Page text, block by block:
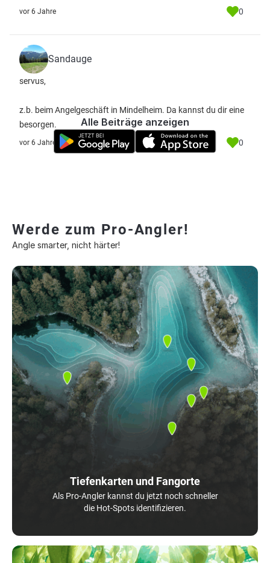
vor 6 Jahre 0
Sandauge
servus,
z.b. beim Angelgeschäft in Mindelheim. Da kannst du dir eine
besorgen.
vor 6 Jahre 0
Alle Beiträge anzeigen
Werde zum Pro-Angler!
Angle smarter, nicht härter!
Tiefenkarten und Fangorte
Als Pro-Angler kannst du jetzt noch schneller
die Hot-Spots identifizieren.